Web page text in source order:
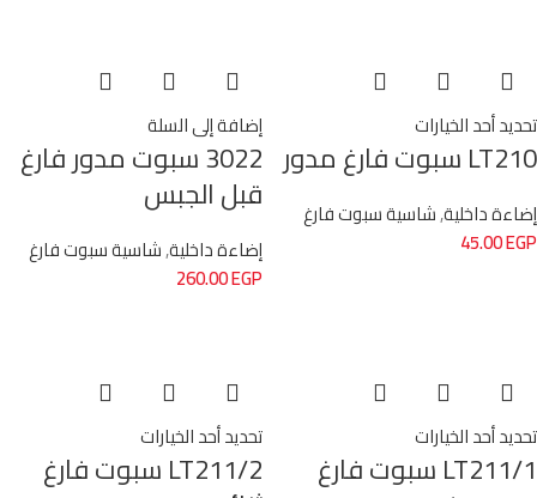
تحديد أحد الخيارات
LT210 سبوت فارغ مدور
إضاءة داخلية,شاسية سبوت فارغ
45.00EGP
إضافة إلى السلة
3022 سبوت مدور فارغ
قبل الجبس
إضاءة داخلية,شاسية سبوت فارغ
260.00EGP
تحديد أحد الخيارات
LT211/1 سبوت فارغ
تحديد أحد الخيارات
LT211/2 سبوت فارغ